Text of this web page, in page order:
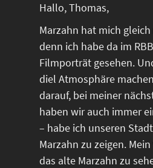
Hallo, Thomas,
Marzahn hat mich
denn ich habe da im
Filmporträt gesehen.
diel Atmosphäre
darauf, bei meiner
haben wir auch immer
– habe ich unseren
Marzahn zu zeigen.
das alte Marzahn zu